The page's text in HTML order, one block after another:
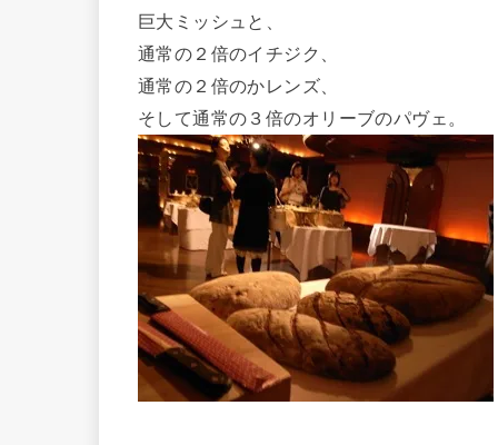
巨大ミッシュと、
通常の２倍のイチジク、
通常の２倍のかレンズ、
そして通常の３倍のオリーブのパヴェ。